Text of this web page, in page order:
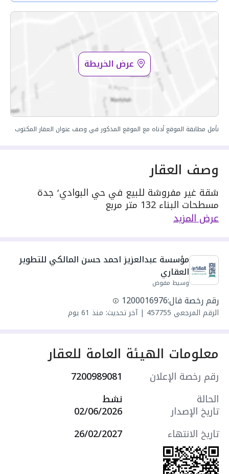
عرض الخريطة
نأمل مطابقة الموقع أدناه مع الموقع المذكور في وصف عنوان العقار المكتوب
وصف العقار
شقة غير مفروشة للبيع في حي البوادي٬ جدة
مسطحات البناء 132 متر مربع
دور العقار 2
يحدها 1 شارع:
مجلس
واصل كهرباء
واصل مياه
سنة البناء: 2026
مميزات العقار:
- موقف سيارة داخلي
التجهيزات:
- نوافذ زجاجية مزدوجة
- أرضيات سيراميك
- تكييف سبليت
- مصعد كهربائي
- كاميرات مراقبة
سعرها 680000 ر.س
عرض المزيد
مؤسسة عبدالعزيز احمد حسن المالكي للتطوير
العقاري
وسيط مفوض
رقم رخصة فال:1200016976
الرقم المرجعي 457755
|آخر تحديث: منذ 61 يوم
معلومات الهيئة العامة للعقار
رقم رخصة الإعلان
7200989081
الحالة
نشط
تاريخ الإصدار
02/06/2026
تاريخ الانتهاء
26/02/2027